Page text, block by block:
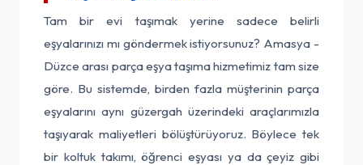
Tam bir evi taşımak yerine sadece belirli
eşyalarınızı mı göndermek istiyorsunuz? Amasya -
Düzce arası parça eşya taşıma hizmetimiz tam size
göre. Bu sistemde, birden fazla müşterinin parça
eşyalarını aynı güzergah üzerindeki araçlarımızla
taşıyarak maliyetleri bölüştürüyoruz. Böylece tek
bir koltuk takımı, öğrenci eşyası ya da çeyiz gibi